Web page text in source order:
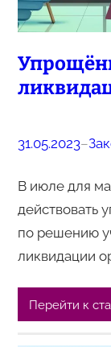
31.05.2023–
В июле для
действовать
по решению
ликвидации
Перейти к